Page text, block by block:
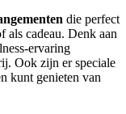
die perfect
als cadeau. Denk aan
ervaring
Ook zijn er speciale
kunt genieten van